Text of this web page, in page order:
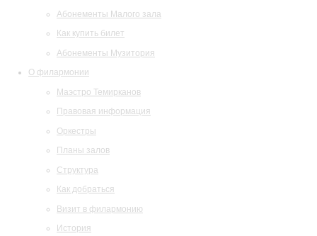
Абонементы Малого зала
Как купить билет
Абонементы Музитория
О филармонии
Маэстро Темирканов
Правовая информация
Оркестры
Планы залов
Структура
Как добраться
Визит в филармонию
История